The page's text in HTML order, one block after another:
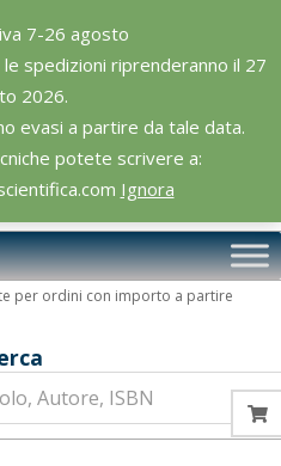
7-26 agosto
spedizioni riprenderanno il 27
2026.
evasi a partire da tale data.
potete scrivere a:
Ignora
per ordini con importo a partire